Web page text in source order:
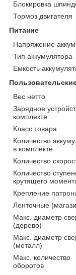
Блокировка
Тормоз двигателя
Питание
Напряжение
Тип аккумулятора
Емкость
Вес нетто
Зарядное
комплекте
Класс товара
Количество
в комплекте
Количество
Количество
крутящего
Крепление
Ленточные
Макс. диаметр
(дерево)
Макс. диаметр
(металл)
Макс. количество
оборотов